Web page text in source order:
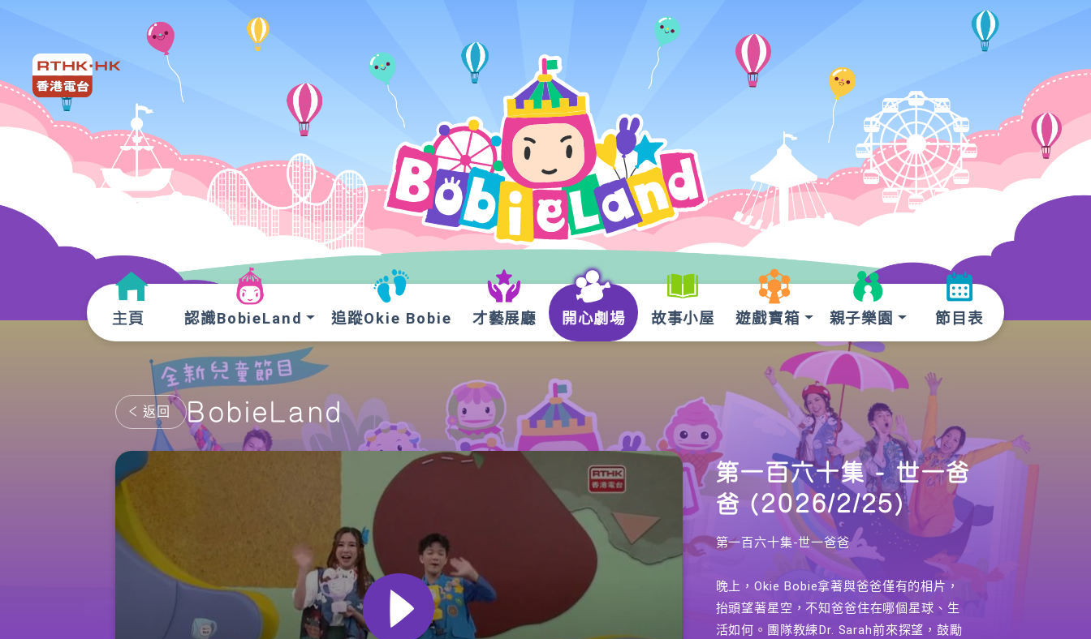
主頁 認識BobieLand 追蹤Okie Bobie 才藝展廳 開心劇場 故事小屋 遊戲寶箱 親子樂園 節目表
返回 BobieLand
第一百六十集 - 世一爸
爸 (2026/2/25)
第一百六十集-世一爸爸
晚上，Okie Bobie拿著與爸爸僅有的相片，
抬頭望著星空，不知爸爸住在哪個星球、生
活如何。團隊教練Dr. Sarah前來探望，鼓勵